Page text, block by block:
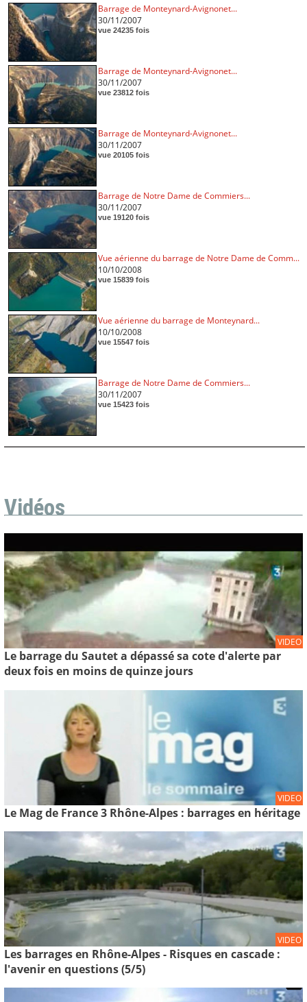
Barrage de Monteynard-Avignonet...
30/11/2007
vue 24235 fois
Barrage de Monteynard-Avignonet...
30/11/2007
vue 23812 fois
Barrage de Monteynard-Avignonet...
30/11/2007
vue 20105 fois
Barrage de Notre Dame de Commiers...
30/11/2007
vue 19120 fois
Vue aérienne du barrage de Notre Dame de Comm...
10/10/2008
vue 15839 fois
Vue aérienne du barrage de Monteynard...
10/10/2008
vue 15547 fois
Barrage de Notre Dame de Commiers...
30/11/2007
vue 15423 fois
Vidéos
VIDEO
Le barrage du Sautet a dépassé sa cote d'alerte par
deux fois en moins de quinze jours
VIDEO
Le Mag de France 3 Rhône-Alpes : barrages en héritage
VIDEO
Les barrages en Rhône-Alpes - Risques en cascade :
l'avenir en questions (5/5)